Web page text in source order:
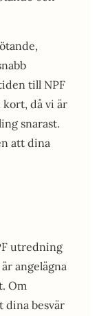
till NPF
kort, då vi är
snarast.
att dina
utredning
angelägna
Om
dina besvär